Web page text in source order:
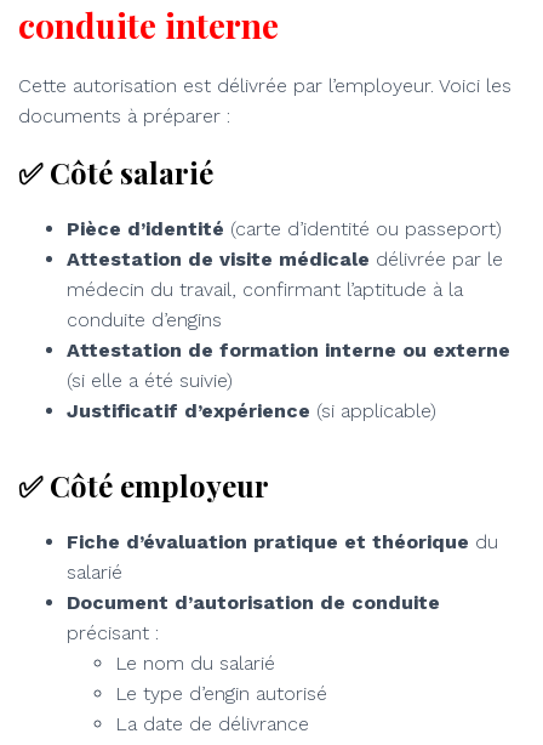
conduite interne
Cette autorisation est délivrée par l’employeur. Voici les
documents à préparer :
✅ Côté salarié
Pièce d’identité (carte d’identité ou passeport)
Attestation de visite médicale délivrée par le
médecin du travail, confirmant l’aptitude à la
conduite d’engins
Attestation de formation interne ou externe
(si elle a été suivie)
Justificatif d’expérience (si applicable)
✅ Côté employeur
Fiche d’évaluation pratique et théorique du
salarié
Document d’autorisation de conduite
précisant :
Le nom du salarié
Le type d’engin autorisé
La date de délivrance